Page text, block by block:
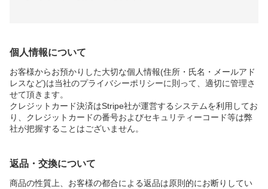
個人情報について
お客様からお預かりした大切な個人情報(住所・氏名・メールアド
レスなど)は当社のプライバシーポリシーに則って、適切に管理さ
せて頂きます。
クレジットカード決済はStripe社が運営するシステムを利用してお
り、クレジットカードの番号およびセキュリティーコード等は弊
社が把握することはございません。
返品・交換について
商品の性質上、お客様の都合による返品は原則的にお断りしてい